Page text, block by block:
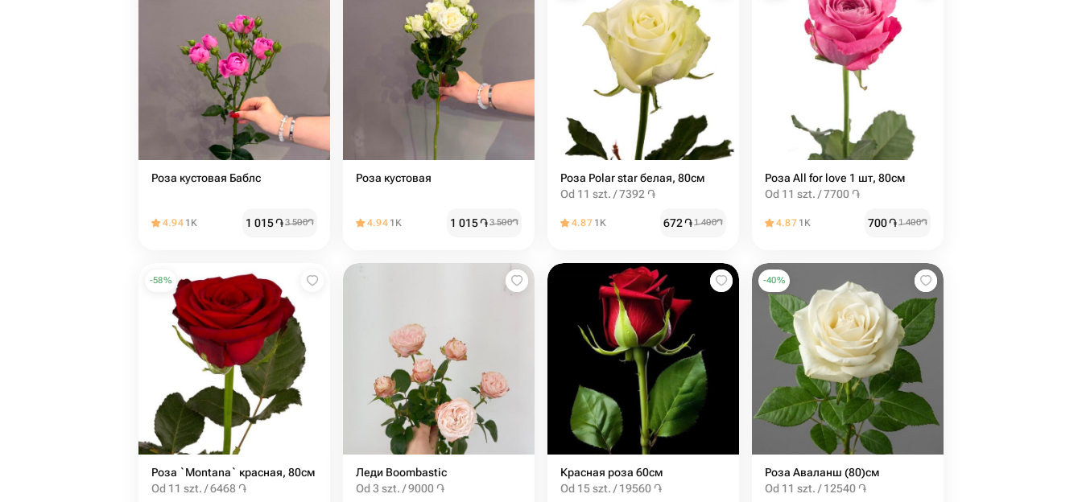
Роза кустовая Баблс
4.94 1K 1 015֏3 500֏
Роза кустовая
4.94 1K 1 015֏3 500֏
Роза Polar star белая, 80см
Od 11 szt. / 7392 ֏
4.87 1K 672֏1 400֏
Роза All for love 1 шт, 80см
Od 11 szt. / 7700 ֏
4.87 1K 700֏1 400֏
-58%
Роза `Montana` красная, 80см
Od 11 szt. / 6468 ֏
Леди Boombastic
Od 3 szt. / 9000 ֏
Красная роза 60см
Od 15 szt. / 19560 ֏
-40%
Роза Аваланш (80)см
Od 11 szt. / 12540 ֏